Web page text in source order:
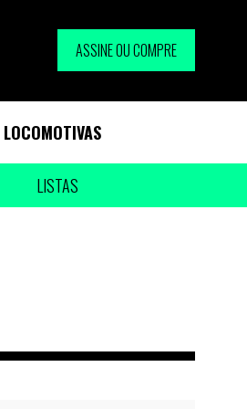
ASSINE OU COMPRE
LOCOMOTIVAS
LISTAS